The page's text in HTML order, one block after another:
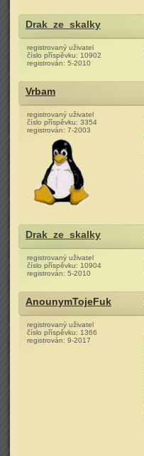
Drak_ze_skalky
registrovaný uživatel
číslo příspěvku: 10902
registrován: 5-2010
Vrbam
registrovaný uživatel
číslo příspěvku: 3354
registrován: 7-2003
Drak_ze_skalky
registrovaný uživatel
číslo příspěvku: 10904
registrován: 5-2010
AnounymTojeFuk
registrovaný uživatel
číslo příspěvku: 1366
registrován: 9-2017